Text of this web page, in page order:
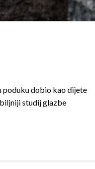
poduku dobio kao dijete
studij glazbe